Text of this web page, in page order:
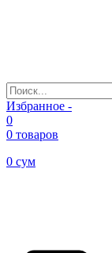
Избранное -
0
0 товаров
0 сум